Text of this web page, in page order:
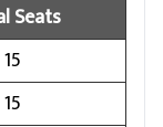
Seats
15
15